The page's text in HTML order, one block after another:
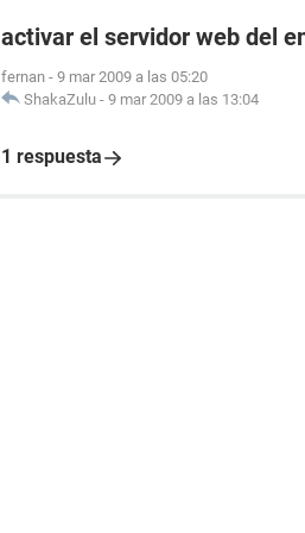
activar el servidor web del
fernan - 9 mar 2009 a las 05:20
ShakaZulu - 9 mar 2009 a las 13:04
1 respuesta